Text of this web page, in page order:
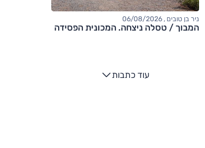
ניר בן טובים , 06/08/2026
המבוך / טסלה ניצחה. המכונית הפסידה
עוד כתבות